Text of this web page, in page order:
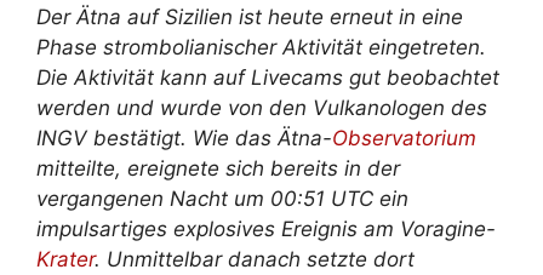
Der Ätna auf Sizilien ist heute erneut in eine
Phase strombolianischer Aktivität eingetreten.
Die Aktivität kann auf Livecams gut beobachtet
werden und wurde von den Vulkanologen des
INGV bestätigt. Wie das Ätna-Observatorium
mitteilte, ereignete sich bereits in der
vergangenen Nacht um 00:51 UTC ein
impulsartiges explosives Ereignis am Voragine-
Krater. Unmittelbar danach setzte dort